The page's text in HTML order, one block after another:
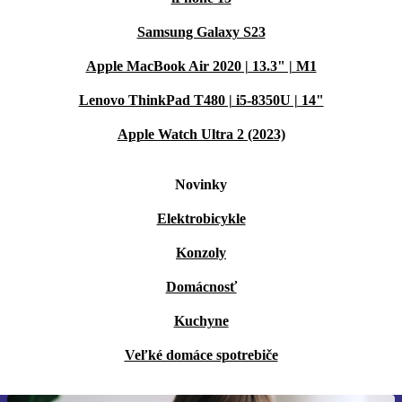
Samsung Galaxy S23
Apple MacBook Air 2020 | 13.3" | M1
Lenovo ThinkPad T480 | i5-8350U | 14"
Apple Watch Ultra 2 (2023)
Novinky
Elektrobicykle
Konzoly
Domácnosť
Kuchyne
Veľké domáce spotrebiče